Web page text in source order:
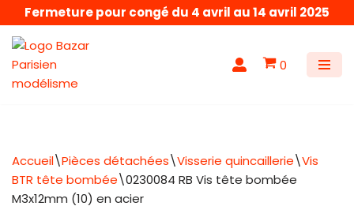
Aller
au
contenu
Fermeture pour congé du 4 avril au 14 avril 2025
0
Accueil\Pièces détachées\Visserie quincaillerie\Vis
BTR tête bombée\0230084 RB Vis tête bombée
M3x12mm (10) en acier